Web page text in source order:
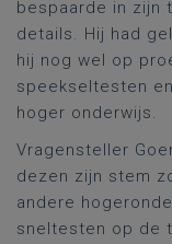
bespaarde in zijn
details. Hij had
hij nog wel op
speekseltesten
hoger onderwijs.
Vragensteller
dezen zijn stem
andere
sneltesten op de